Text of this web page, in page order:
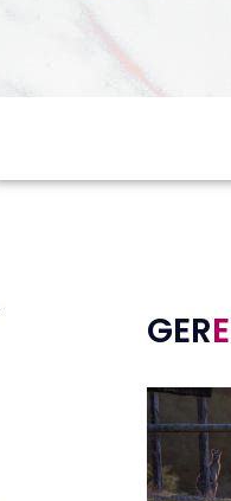
GERE